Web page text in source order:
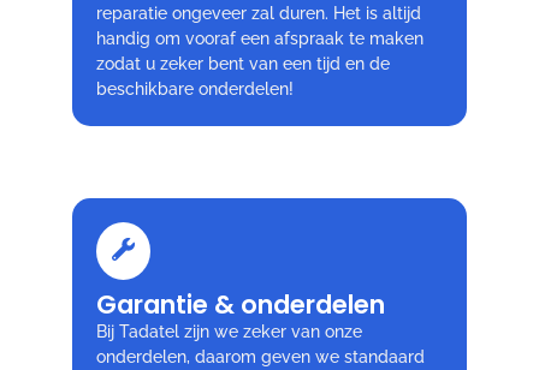
reparatie ongeveer zal duren. Het is altijd
handig om vooraf een afspraak te maken
zodat u zeker bent van een tijd en de
beschikbare onderdelen!
Garantie & onderdelen
Bij Tadatel zijn we zeker van onze
onderdelen, daarom geven we standaard